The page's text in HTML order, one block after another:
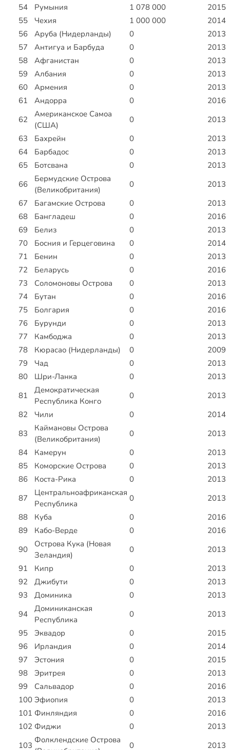
54
Румыния 1 078 000
2015
55
Чехия 1 000 000
2014
56
Аруба (Нидерланды) 0
2013
57
Антигуа и Барбуда 0
2013
58
Афганистан 0
2013
59
Албания 0
2013
60
Армения 0
2013
61
Андорра 0
2016
62
Американское Самоа
(США)
0
2013
63
Бахрейн 0
2013
64
Барбадос 0
2013
65
Ботсвана 0
2013
66
Бермудские Острова
(Великобритания)
0
2013
67
Багамские Острова 0
2013
68
Бангладеш 0
2016
69
Белиз 0
2013
70
Босния и Герцеговина 0
2014
71
Бенин 0
2013
72
Беларусь 0
2016
73
Соломоновы Острова 0
2013
74
Бутан 0
2016
75
Болгария 0
2016
76
Бурунди 0
2013
77
Камбоджа 0
2013
78
Кюрасао (Нидерланды) 0
2009
79
Чад 0
2013
80
Шри-Ланка 0
2013
81
Демократическая
Республика Конго
0
2013
82
Чили 0
2014
83
Каймановы Острова
(Великобритания)
0
2013
84
Камерун 0
2013
85
Коморские Острова 0
2013
86
Коста-Рика 0
2013
87
Центральноафриканская
Республика
0
2013
88
Куба 0
2016
89
Кабо-Верде 0
2016
90
Острова Кука (Новая
Зеландия)
0
2013
91
Кипр 0
2013
92
Джибути 0
2013
93
Доминика 0
2013
94
Доминиканская
Республика
0
2013
95
Эквадор 0
2015
96
Ирландия 0
2014
97
Эстония 0
2015
98
Эритрея 0
2013
99
Сальвадор 0
2016
100 Эфиопия 0
2013
101 Финляндия 0
2016
102 Фиджи 0
2013
103
Фолклендские Острова
0 2013